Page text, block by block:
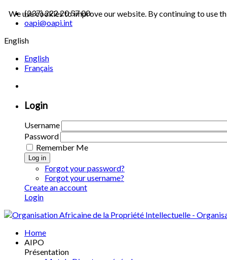
(237) 222 20 57 00
oapi@oapi.int
English
English
Français
Login
Username
Password
Remember Me
Log in
Forgot your password?
Forgot your username?
Create an account
Login
Home
AIPO
Présentation
We use cookies to improve our website. By continuing to use